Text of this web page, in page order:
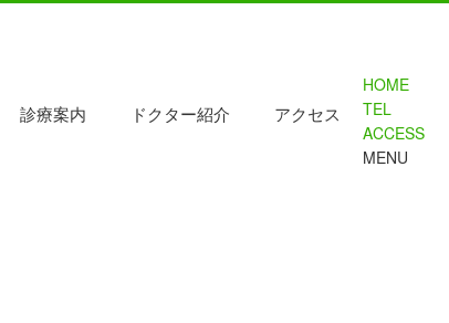
診療案内 ドクター紹介 アクセス
HOME
TEL
ACCESS
MENU